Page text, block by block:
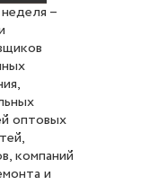
–
оптовых
компаний
и